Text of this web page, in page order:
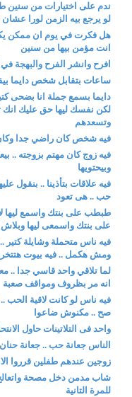
ندم على اختيارات من سنين
لو يرجع بيه الزمن لورا
هل فكرت في يوم ان ممكن
انت مؤمن بيها من سنين
افرح وانشر الفرح والبهجة
ساعات بتقابل شخص دايما
دايما بسمع جملة انا بضحى
لكن نفسك ليها حق عليك انك
وتسعدهم
فيه شخص كان راضي جدا
فيه زوج كان مهتم بزوجته ..
وبيحتويها
فيه علاقات بتأذينا ..
حب .. هى تعود
طبطب على بنتك واسمع ليها
على بنتك واسمعى ليها
فيه ناس متحملة وشايلة كتير
ومش هكمل .. فيه بيوت
لما تلاقي واحد قاسي جدا
انه مر بظروف ومواقف صعبة
فيه ناس لو كانت لاقية الحب
صح .. مكنوش ضاعوا
واحد فى التلاتينات حاول
الناس جعانة حب .. جعانة
زوجين عندهم طفلين قرروا
شاب مدمن دخل مصحة
للمرة التانية